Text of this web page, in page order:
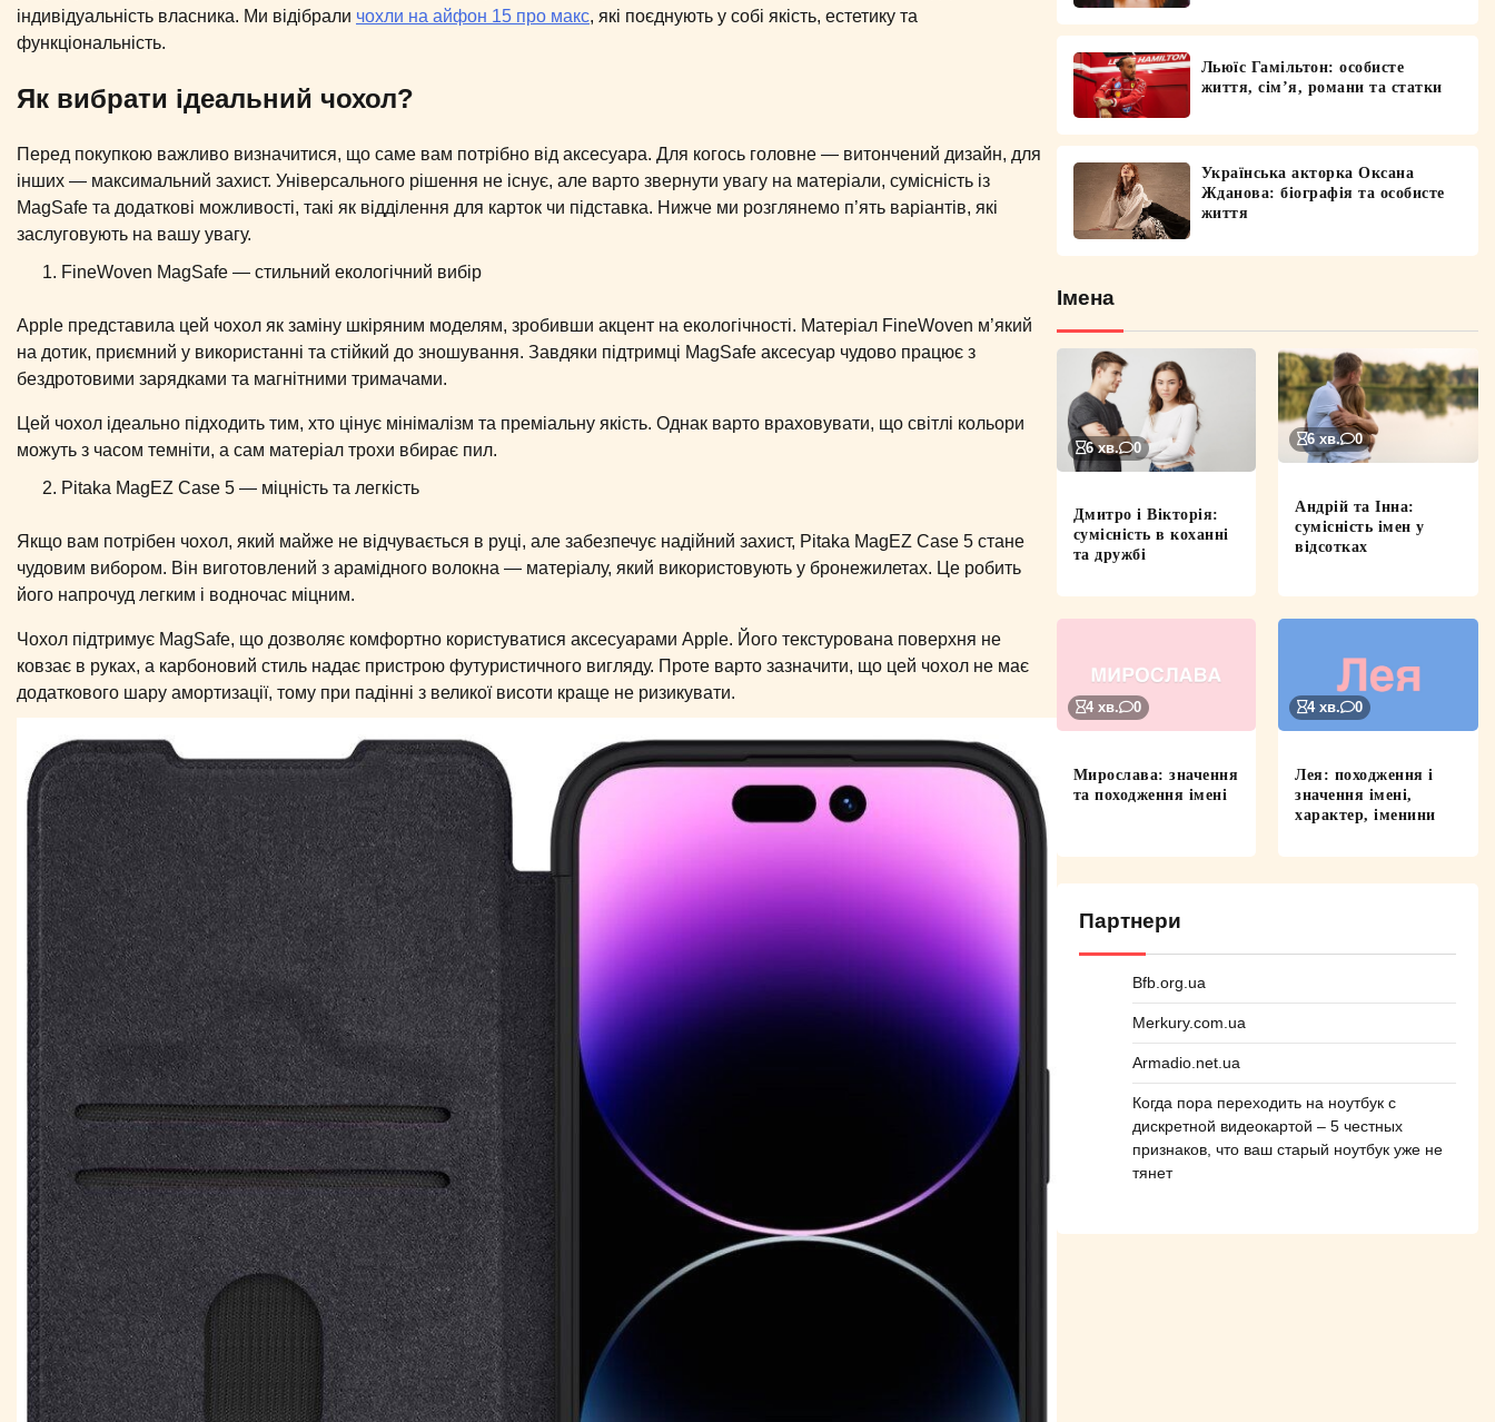
індивідуальність власника. Ми відібрали чохли на айфон 15 про макс, які поєднують у собі якість, естетику та
функціональність.
Як вибрати ідеальний чохол?
Перед покупкою важливо визначитися, що саме вам потрібно від аксесуара. Для когось головне — витончений дизайн, для
інших — максимальний захист. Універсального рішення не існує, але варто звернути увагу на матеріали, сумісність із
MagSafe та додаткові можливості, такі як відділення для карток чи підставка. Нижче ми розглянемо п’ять варіантів, які
заслуговують на вашу увагу.
FineWoven MagSafe — стильний екологічний вибір
Apple представила цей чохол як заміну шкіряним моделям, зробивши акцент на екологічності. Матеріал FineWoven м’який
на дотик, приємний у використанні та стійкий до зношування. Завдяки підтримці MagSafe аксесуар чудово працює з
бездротовими зарядками та магнітними тримачами.
Цей чохол ідеально підходить тим, хто цінує мінімалізм та преміальну якість. Однак варто враховувати, що світлі кольори
можуть з часом темніти, а сам матеріал трохи вбирає пил.
Pitaka MagEZ Case 5 — міцність та легкість
Якщо вам потрібен чохол, який майже не відчувається в руці, але забезпечує надійний захист, Pitaka MagEZ Case 5 стане
чудовим вибором. Він виготовлений з арамідного волокна — матеріалу, який використовують у бронежилетах. Це робить
його напрочуд легким і водночас міцним.
Чохол підтримує MagSafe, що дозволяє комфортно користуватися аксесуарами Apple. Його текстурована поверхня не
ковзає в руках, а карбоновий стиль надає пристрою футуристичного вигляду. Проте варто зазначити, що цей чохол не має
додаткового шару амортизації, тому при падінні з великої висоти краще не ризикувати.
Льюїс Гамільтон: особисте
життя, сім’я, романи та статки
Українська акторка Оксана
Жданова: біографія та особисте
життя
Імена
6 хв. 0
Дмитро і Вікторія:
сумісність в коханні
та дружбі
6 хв. 0
Андрій та Інна:
сумісність імен у
відсотках
4 хв. 0
Мирослава: значення
та походження імені
4 хв. 0
Лея: походження і
значення імені,
характер, іменини
Партнери
Bfb.org.ua
Merkury.com.ua
Armadio.net.ua
Когда пора переходить на ноутбук с
дискретной видеокартой – 5 честных
признаков, что ваш старый ноутбук уже не
тянет